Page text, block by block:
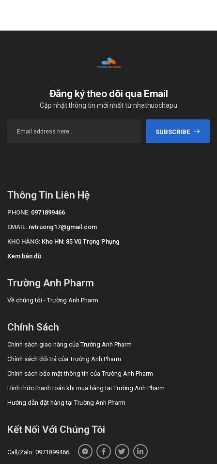
Đăng ký theo dõi qua Email
Cập nhật thông tin mới nhất từ nhathuochapu
SUBSCRIBE
Thông Tin Liên Hệ
PHONE: 0971899466
EMAIL: nvtruong17@gmail.com
KHO HÀNG: Kho HN: 85 Vũ Trọng Phụng
Xem bản đồ
Trường Anh Pharm
Về chúng tôi - Trường Anh Pharm
Chính Sách
Chính sách giao hàng của Trường Anh Pharm
Chính sách đổi trả của Trường Anh Pharm
Chính sách bảo mật thông tin của Trường Anh Pharm
Hình thức thanh toán khi mua hàng tại Trường Anh Pharm
Hướng dẫn đặt hàng tại Trường Anh Pharm
Kết Nối Với Chúng Tôi
Call/Zalo: 0971899466